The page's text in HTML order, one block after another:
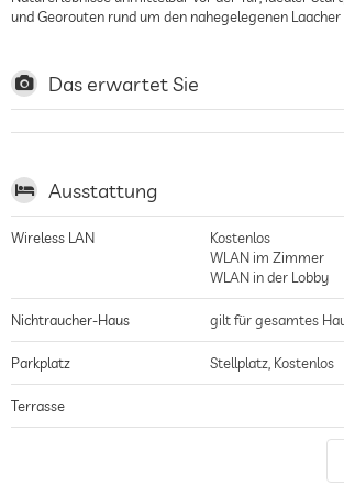
und Georouten rund um den nahegelegenen Laacher
Das erwartet Sie
Ausstattung
Wireless LAN
Kostenlos
WLAN im Zimmer
WLAN in der Lobby
Nichtraucher-Haus gilt für gesamtes
Parkplatz Stellplatz, Kostenlos
Terrasse